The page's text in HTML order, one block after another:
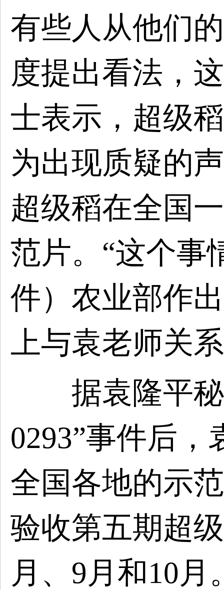
有些人从他们
度提出看法，
士表示，超级
为出现质疑的
超级稻在全国
范片。“这个事
件）农业部作
上与袁老师关
据袁隆平秘
0293”事件后
全国各地的示
验收第五期超
月、9月和10月